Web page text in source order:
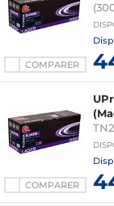
COMPARER
COMPARER